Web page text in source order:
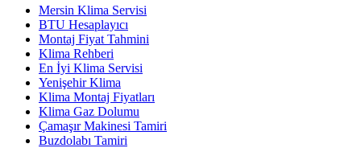
Mersin Klima Servisi
BTU Hesaplayıcı
Montaj Fiyat Tahmini
Klima Rehberi
En İyi Klima Servisi
Yenişehir Klima
Klima Montaj Fiyatları
Klima Gaz Dolumu
Çamaşır Makinesi Tamiri
Buzdolabı Tamiri